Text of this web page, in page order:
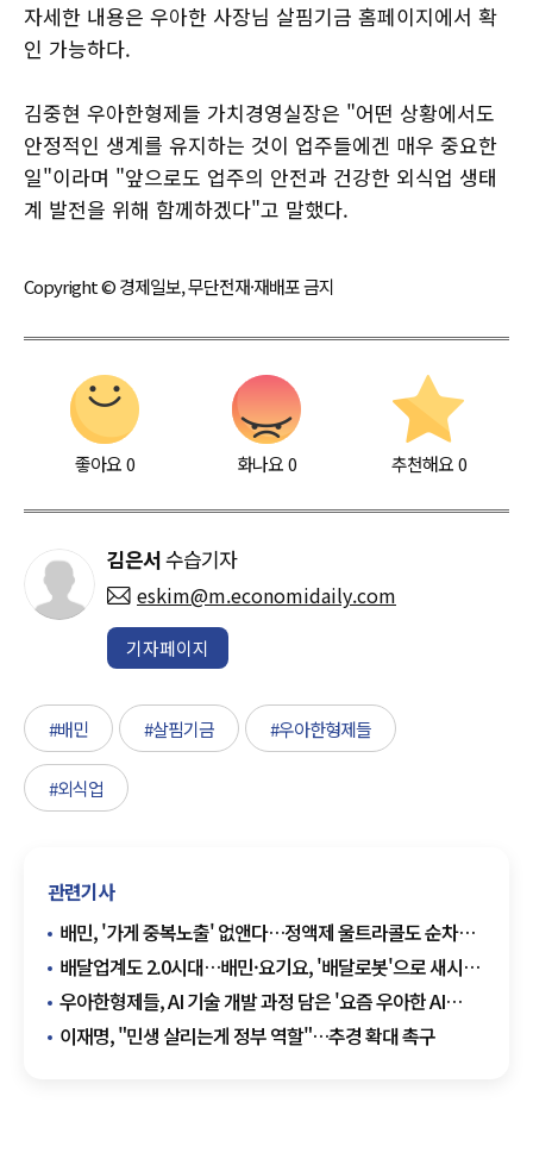
자세한 내용은 우아한 사장님 살핌기금 홈페이지에서 확
인 가능하다.
김중현 우아한형제들 가치경영실장은 "어떤 상황에서도
안정적인 생계를 유지하는 것이 업주들에겐 매우 중요한
일"이라며 "앞으로도 업주의 안전과 건강한 외식업 생태
계 발전을 위해 함께하겠다"고 말했다.
Copyright © 경제일보, 무단전재·재배포 금지
좋아요0 화나요0 추천해요 0
김은서수습기자
eskim@m.economidaily.com
기자페이지
#배민 #살핌기금 #우아한형제들
#외식업
관련기사
배민, '가게 중복노출' 없앤다…정액제 울트라콜도 순차
종료
배달업계도 2.0시대…배민·요기요, '배달로봇'으로 새시대
열까
우아한형제들, AI 기술 개발 과정 담은 '요즘 우아한 AI
개발' 출간
이재명, "민생 살리는게 정부 역할"…추경 확대 촉구